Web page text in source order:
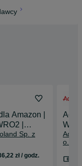
Amazon |
|
36,22 zł/h
Sp. z
zł / godz.
o.o.